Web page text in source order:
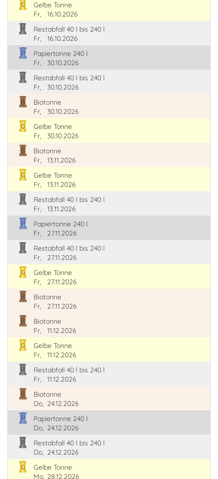
Gelbe Tonne
Fr,
16.10.2026
Restabfall 40 l bis 240 l
Fr,
16.10.2026
Papiertonne 240 l
Fr,
30.10.2026
Restabfall 40 l bis 240 l
Fr,
30.10.2026
Biotonne
Fr,
30.10.2026
Gelbe Tonne
Fr,
30.10.2026
Biotonne
Fr,
13.11.2026
Gelbe Tonne
Fr,
13.11.2026
Restabfall 40 l bis 240 l
Fr,
13.11.2026
Papiertonne 240 l
Fr,
27.11.2026
Restabfall 40 l bis 240 l
Fr,
27.11.2026
Gelbe Tonne
Fr,
27.11.2026
Biotonne
Fr,
27.11.2026
Biotonne
Fr,
11.12.2026
Gelbe Tonne
Fr,
11.12.2026
Restabfall 40 l bis 240 l
Fr,
11.12.2026
Biotonne
Do, 24.12.2026
Papiertonne 240 l
Do, 24.12.2026
Restabfall 40 l bis 240 l
Do, 24.12.2026
Gelbe Tonne
Mo, 28.12.2026